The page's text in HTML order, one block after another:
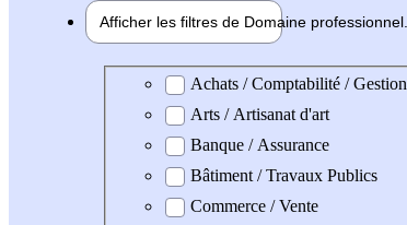
Afficher les filtres de Domaine professionnel
Domaine professionel
Achats / Comptabilité / Gestion
Arts / Artisanat d'art
Banque / Assurance
Bâtiment / Travaux Publics
Commerce / Vente